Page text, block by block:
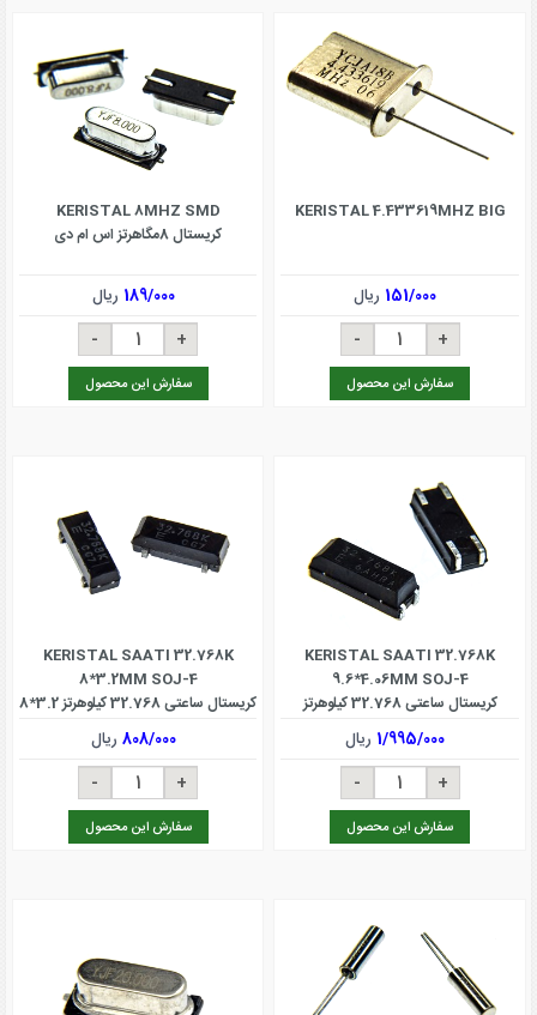
KERISTAL 4.433619MHZ BIG
151/000 ریال
سفارش این محصول
KERISTAL 8MHZ SMD
کریستال 8مگاهرتز اس ام دی
189/000 ریال
سفارش این محصول
KERISTAL SAATI 32.768K
9.6*4.06MM SOJ-4
کریستال ساعتی 32.768 کیلوهرتز
1/995/000 ریال
سفارش این محصول
KERISTAL SAATI 32.768K
8*3.2MM SOJ-4
کریستال ساعتی 32.768 کیلوهرتز 3.2*8
میلی مترSOJ-4
808/000 ریال
سفارش این محصول